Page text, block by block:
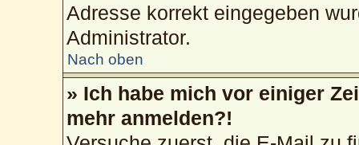
Adresse korrekt eingegeben
Administrator.
Nach oben
» Ich habe mich vor einiger
mehr anmelden?!